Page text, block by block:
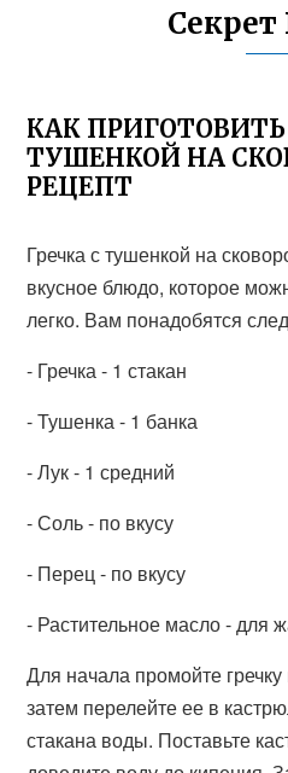
Секрет
КАК ПРИГОТОВИТЬ
ТУШЕНКОЙ НА
РЕЦЕПТ
Гречка с тушенкой на
вкусное блюдо, которое
легко. Вам понадобятся
- Гречка - 1 стакан
- Тушенка - 1 банка
- Лук - 1 средний
- Соль - по вкусу
- Перец - по вкусу
- Растительное масло - для
Для начала промойте
затем перелейте ее в
стакана воды. Поставьте